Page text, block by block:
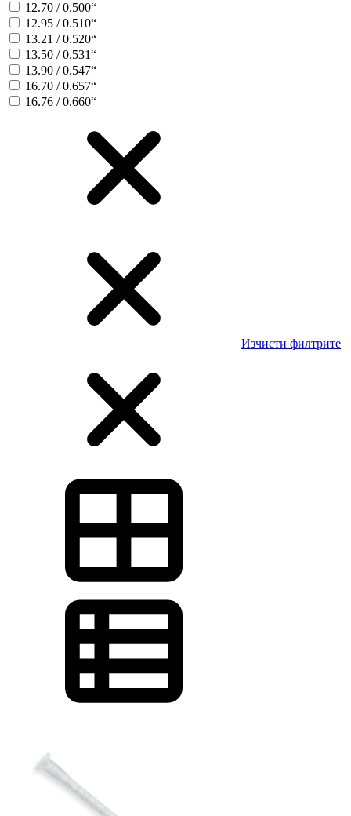
12.70 / 0.500“
12.95 / 0.510“
13.21 / 0.520“
13.50 / 0.531“
13.90 / 0.547“
16.70 / 0.657“
16.76 / 0.660“
Изчисти филтрите